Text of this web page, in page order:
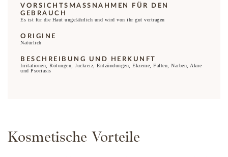
VORSICHTSMASSNAHMEN FÜR DEN
GEBRAUCH
Es ist für die Haut ungefährlich und wird von ihr gut vertragen
ORIGINE
Natürlich
BESCHREIBUNG UND HERKUNFT
Irritationen, Rötungen, Juckreiz, Entzündungen, Ekzeme, Falten, Narben, Akne
und Psoriasis
Kosmetische Vorteile